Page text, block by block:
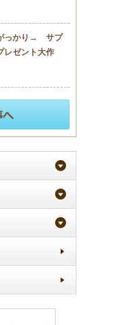
っかり→ サプ
レゼント大作